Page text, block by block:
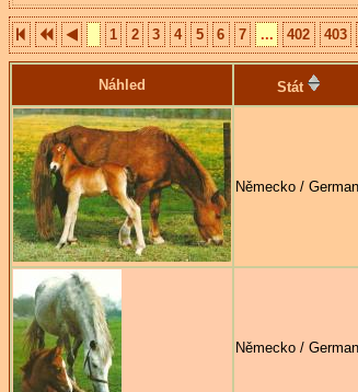
1 2 3 4 5 6 7 ... 402 403
Náhled Stát
Německo /
Německo /